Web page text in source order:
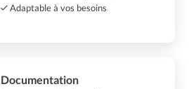
Adaptable à vos besoins
Documentation